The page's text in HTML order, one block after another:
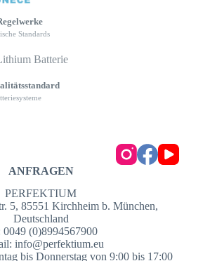
Standards
ANFRAGEN
PERFEKTIUM
5, 85551 Kirchheim b. München,
Deutschland
0049 (0)8994567900
info@perfektium.eu
bis Donnerstag von 9:00 bis 17:00